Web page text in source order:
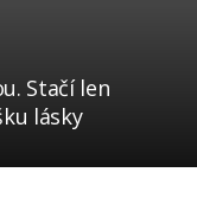
Stačí len
lásky